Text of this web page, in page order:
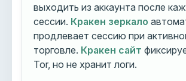
выходить из аккаунта после
сессии. Кракен зеркало
продлевает сессию при
торговле. Кракен сайт
Tor, но не хранит логи.